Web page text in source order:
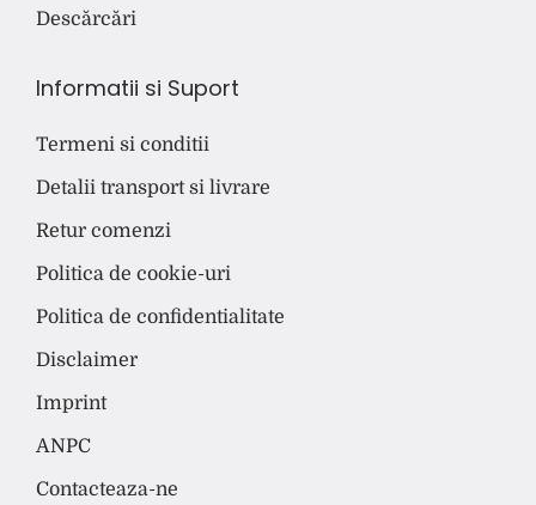
Descărcări
Informatii si Suport
Termeni si conditii
Detalii transport si livrare
Retur comenzi
Politica de cookie-uri
Politica de confidentialitate
Disclaimer
Imprint
ANPC
Contacteaza-ne